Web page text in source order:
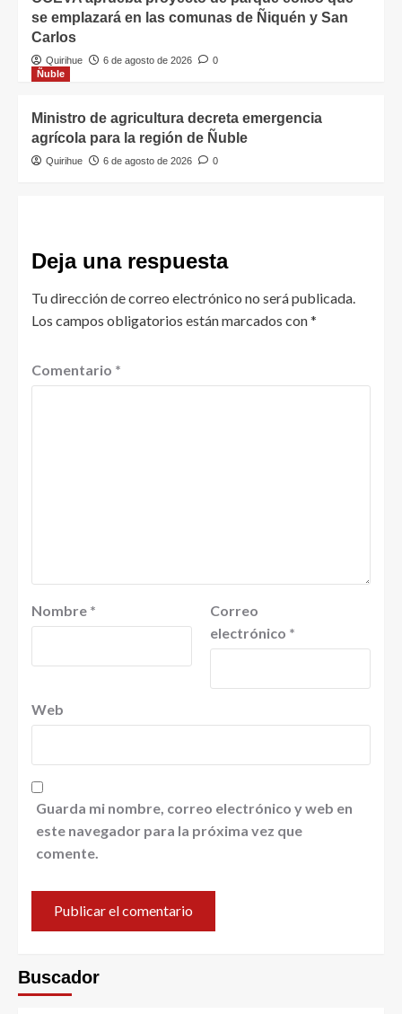
se emplazará en las comunas de Ñiquén y San
Carlos
Quirihue 6 de agosto de 2026
0
Ñuble
Ministro de agricultura decreta emergencia
agrícola para la región de Ñuble
Quirihue 6 de agosto de 2026 0
Deja una respuesta
Tu dirección de correo electrónico no será publicada.
Los campos obligatorios están marcados con*
Comentario *
Nombre *
Correo
electrónico *
Web
Guarda mi nombre, correo electrónico y web en
este navegador para la próxima vez que
comente.
Buscador